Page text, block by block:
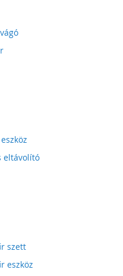
eltávolító
szett
eszköz